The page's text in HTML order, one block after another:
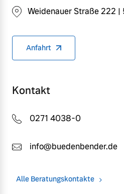
Weidenauer Straße 222 |
Anfahrt
Kontakt
0271 4038-0
info@buedenbender.de
Alle Beratungskontakte